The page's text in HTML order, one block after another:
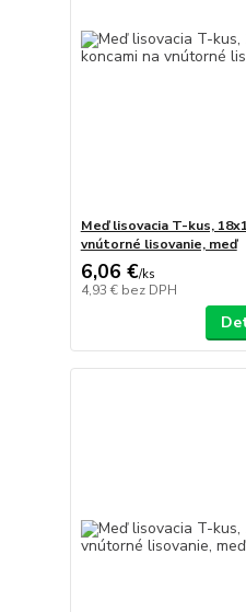
Meď lisovacia T-kus,
vnútorné lisovanie, meď
6,06 €/ks
4,93 € bez DPH